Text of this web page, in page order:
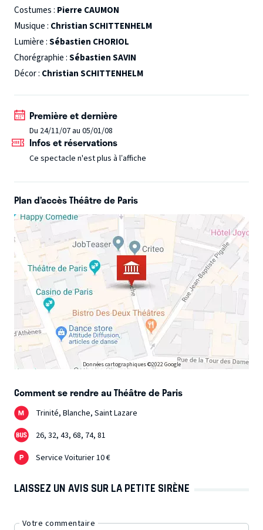
Costumes : Pierre CAUMON
Musique : Christian SCHITTENHELM
Lumière :Sébastien CHORIOL
Chorégraphie :Sébastien SAVIN
Décor : Christian SCHITTENHELM
Première et dernière
Du 24/11/07 au 05/01/08
Infos et réservations
Ce spectacle n'est plus à l’affiche
Plan d’accès Théâtre de Paris
Données cartographiques ©2022 Google
Comment se rendre au Théâtre de Paris
Trinité, Blanche, Saint Lazare
26, 32, 43, 68, 74, 81
Service Voiturier 10 €
LAISSEZ UN AVIS SUR LA PETITE SIRÈNE
Votre commentaire